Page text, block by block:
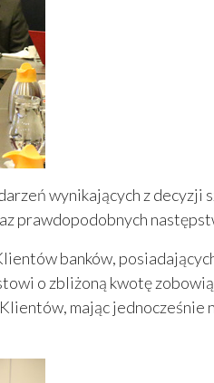
wynikających z decyzji
prawdopodobnych
banków,
o zbliżoną kwotę
mając